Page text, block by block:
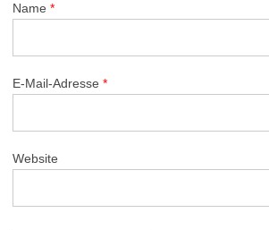
Name *
E-Mail-Adresse *
Website